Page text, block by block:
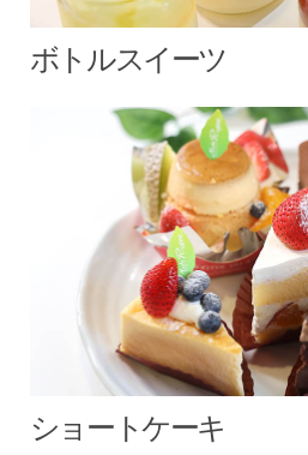
ボトルスイーツ
ショートケーキ